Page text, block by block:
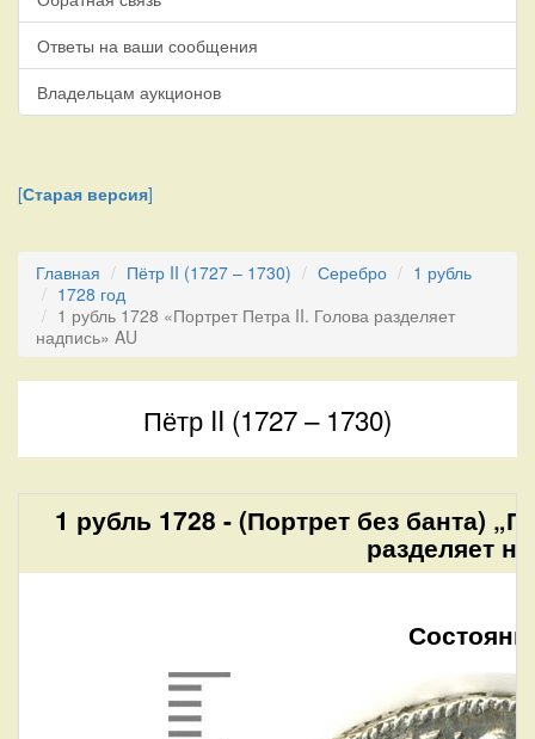
Ответы на ваши сообщения
Владельцам аукционов
[Старая версия]
Главная Пётр II (1727 – 1730) Серебро
1 рубль
1728 год
1 рубль 1728 «Портрет Петра II. Голова разделяет
надпись» AU
Пётр II (1727 – 1730)
1 рубль 1728 - (Портрет без банта)
разделяет